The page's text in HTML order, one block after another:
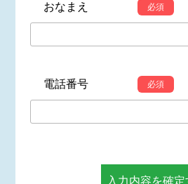
おなまえ 必須
電話番号 必須